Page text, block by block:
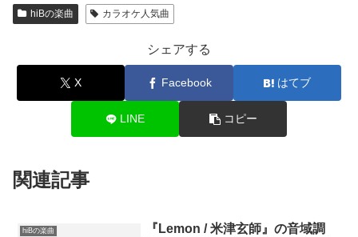
hiBの楽曲 カラオケ人気曲
シェアする
X Facebook はてブ
LINE コピー
関連記事
hiBの楽曲
『Lemon / 米津玄師』の音域調